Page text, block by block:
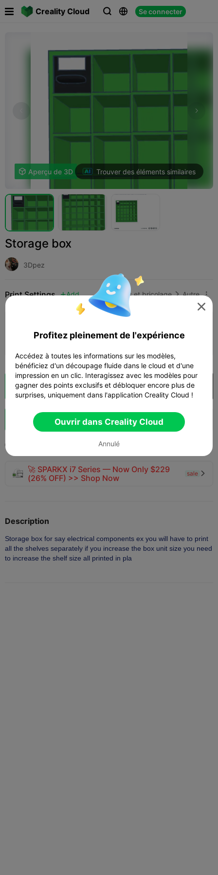
Creality Cloud   Se connecter
 Aperçu de 3D Trouver des éléments similaires
Storage box
3Dpez
Print Settings Add Loisirs et bricolage  Autre 
Gagner plus de points
Découpes Ouvrir dans Creality Cloud
Booster 145 190 

🚀 SPARKX i7 Series — Now Only $229
(26% OFF) >> Shop Now
sale 
Description
Storage box for say electrical components ex you will have to print
all the shelves separately if you increase the box unit size you need
to increase the shelf size all printed in pla

Profitez pleinement de l'expérience
Accédez à toutes les informations sur les modèles,
bénéficiez d'un découpage fluide dans le cloud et d'une
impression en un clic. Interagissez avec les modèles pour
gagner des points exclusifs et débloquer encore plus de
surprises, uniquement dans l'application Creality Cloud !
Ouvrir dans Creality Cloud
Annulé